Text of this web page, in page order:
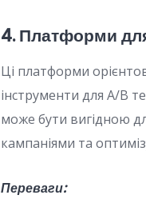
4. Платформи
Ці платформи
інструменти для A/B
може бути вигідною
кампаніями та
Переваги: